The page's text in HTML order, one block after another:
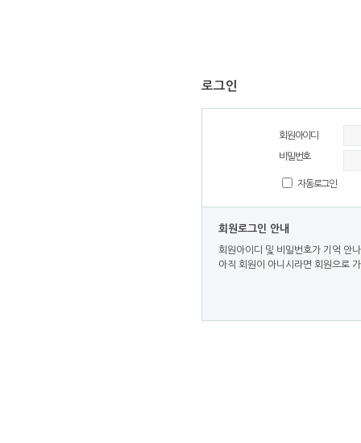
로그인
회원아이디
비밀번호
자동로그인
회원로그인 안내
회원아이디 및 비밀번호가 기억 안
아직 회원이 아니시라면 회원으로